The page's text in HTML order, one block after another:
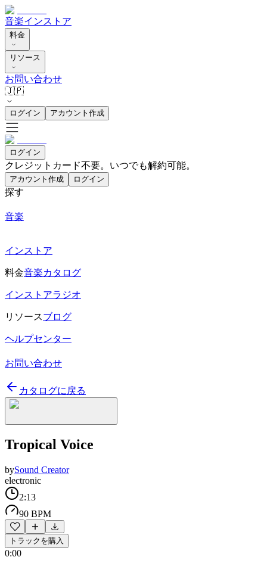
音楽インストア
料金
リソース
お問い合わせ
🇯🇵
ログイン アカウント作成
ログイン
クレジットカード不要。いつでも解約可能。
アカウント作成 ログイン
探す
音楽
インストア
料金音楽カタログ
インストアラジオ
リソースブログ
ヘルプセンター
お問い合わせ
カタログに戻る
Tropical Voice
bySound Creator
electronic
2:13
90 BPM
トラックを購入
0:00